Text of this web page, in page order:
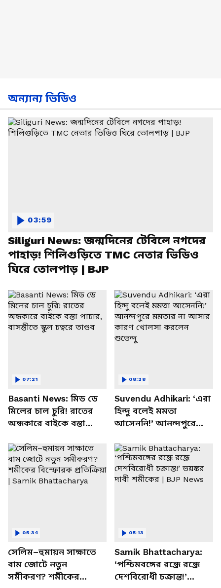
অন্যান্য ভিডিও
Siliguri News: জন্মদিনের টেবিলে নগদের
পাহাড়! শিলিগুড়িতে TMC নেতার ভিডিও
ঘিরে তোলপাড় | BJP
03:59
Basanti News: মিড ডে
মিলের চাল চুরি! রাতের
অন্ধকারে বাইকে বস্তা
চত্বরে তাণ্ডব
07:21
Suvendu Adhikari: ‘এরা
হিন্দু বলেই মমতা
আসেননি!’ আনন্দপুরে
খোলসা করলেন শুভেন্দু
08:28
সেলিম–হুমায়ন সাক্ষাতে
বাম জোটে নতুন
সমীকরণ? শমীকের
05:34
Samik Bhattacharya:
‘পশ্চিমবঙ্গের রন্ধ্রে রন্ধ্রে
দেশবিরোধী চক্রান্ত!’
05:13